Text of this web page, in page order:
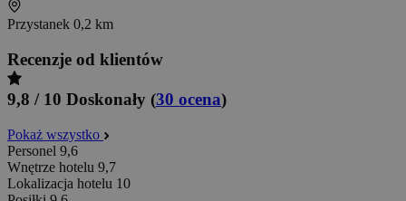
Przystanek 0,2 km
Recenzje od klientów
9,8 / 10 Doskonały (30 ocena)
Pokaż wszystko
Personel 9,6
Wnętrze hotelu 9,7
Lokalizacja hotelu 10